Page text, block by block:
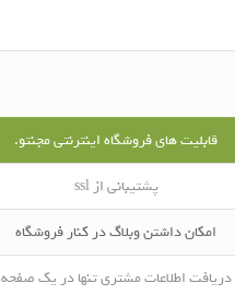
قابلیت های فروشگاه اینترنتی مجنتو.
پشتیبانی از ssl
امکان داشتن وبلاگ در کنار فروشگاه
دریافت اطلاعات مشتری تنها در یک صفحه